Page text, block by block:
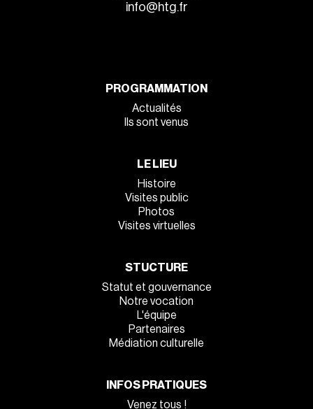
info@htg.fr
PROGRAMMATION
Actualités
Ils sont venus
LE LIEU
Histoire
Visites public
Photos
Visites virtuelles
STUCTURE
Statut et gouvernance
Notre vocation
L'équipe
Partenaires
Médiation culturelle
INFOS PRATIQUES
Venez tous !